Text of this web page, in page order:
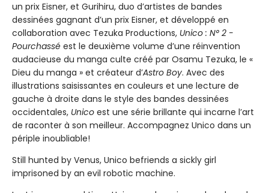
un prix Eisner, et Gurihiru, duo d’artistes de bandes
dessinées gagnant d’un prix Eisner, et développé en
collaboration avec Tezuka Productions, Unico : N° 2 -
Pourchassé est le deuxième volume d’une réinvention
audacieuse du manga culte créé par Osamu Tezuka, le «
Dieu du manga » et créateur d’Astro Boy. Avec des
illustrations saisissantes en couleurs et une lecture de
gauche à droite dans le style des bandes dessinées
occidentales, Unico est une série brillante qui incarne l’art
de raconter à son meilleur. Accompagnez Unico dans un
périple inoubliable!
Still hunted by Venus, Unico befriends a sickly girl
imprisoned by an evil robotic machine.